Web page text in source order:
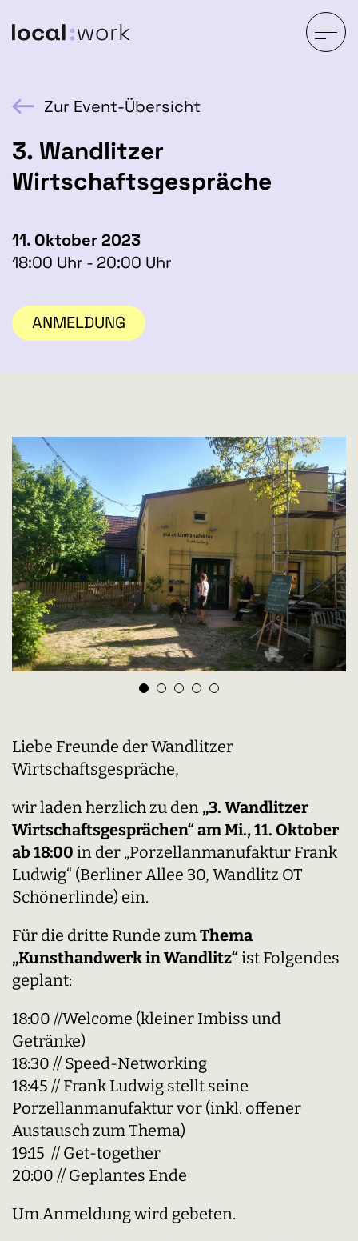
Zur Event-Übersicht
3. Wandlitzer
Wirtschaftsgespräche
11. Oktober 2023
18:00 Uhr - 20:00 Uhr
ANMELDUNG
Liebe Freunde der Wandlitzer
Wirtschaftsgespräche,
wir laden herzlich zu den „3. Wandlitzer
Wirtschaftsgesprächen“ am Mi., 11. Oktober
ab 18:00 in der „Porzellanmanufaktur Frank
Ludwig“ (Berliner Allee 30, Wandlitz OT
Schönerlinde) ein.
Für die dritte Runde zumThema
„Kunsthandwerk in Wandlitz“ist Folgendes
geplant:
18:00 //Welcome (kleiner Imbiss und
Getränke)
18:30 // Speed-Networking
18:45 // Frank Ludwig stellt seine
Porzellanmanufaktur vor (inkl. offener
Austausch zum Thema)
19:15 // Get-together
20:00 // Geplantes Ende
Um Anmeldung wird gebeten.